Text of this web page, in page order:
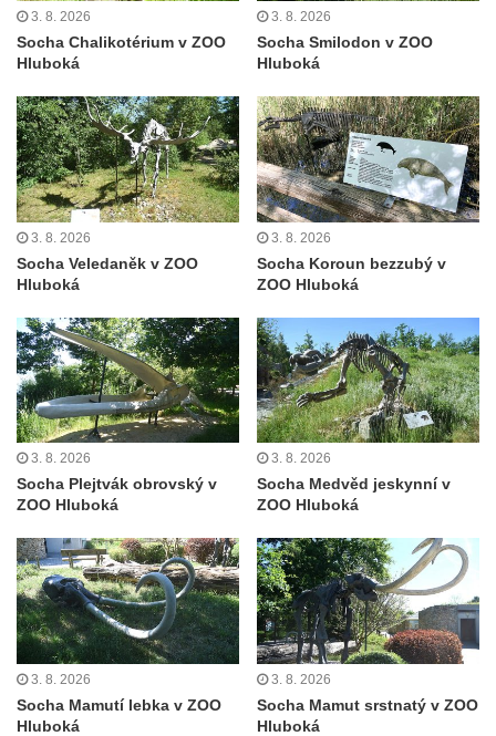
Socha ležícího koně v Sadech
Československé armády v Teplicích
Sochy Ležící žena v Tierpark Chemnitz
Sochy Ptáci v Tierpark Chemnitz
Socha Skupina jeřábů v Tierpark Chemnitz
Socha Panter v ZOO Leipzig
Socha Dívka s mušlí v ZOO Leipzig
Socha Tygr v ZOO Leipzig
Socha Atlet v ZOO Leipzig
Socha Marabu v ZOO Leipzig
Busta Karla Maxe Schneidera v ZOO
Leipzig
Socha Iásón v ZOO Leipzig
Socha Mladý slon v ZOO Leipzig
Socha Uprchlý otrok bojuje s divokým psem
v ZOO Dresden
Socha krokodýla v ZOO Dresden
Socha slona v ZOO Dresden
Socha Faun s medvíďaty v ZOO Dresden
Socha divokého prasete před vstupem do
3. 8. 2026
Socha Chalikotérium v ZOO
Hluboká
3. 8. 2026
Socha Smilodon v ZOO
Hluboká
3. 8. 2026
Socha Veledaněk v ZOO
Hluboká
3. 8. 2026
Socha Koroun bezzubý v
ZOO Hluboká
3. 8. 2026
Socha Plejtvák obrovský v
ZOO Hluboká
3. 8. 2026
Socha Medvěd jeskynní v
ZOO Hluboká
3. 8. 2026
Socha Mamutí lebka v ZOO
Hluboká
3. 8. 2026
Socha Mamut srstnatý v ZOO
Hluboká